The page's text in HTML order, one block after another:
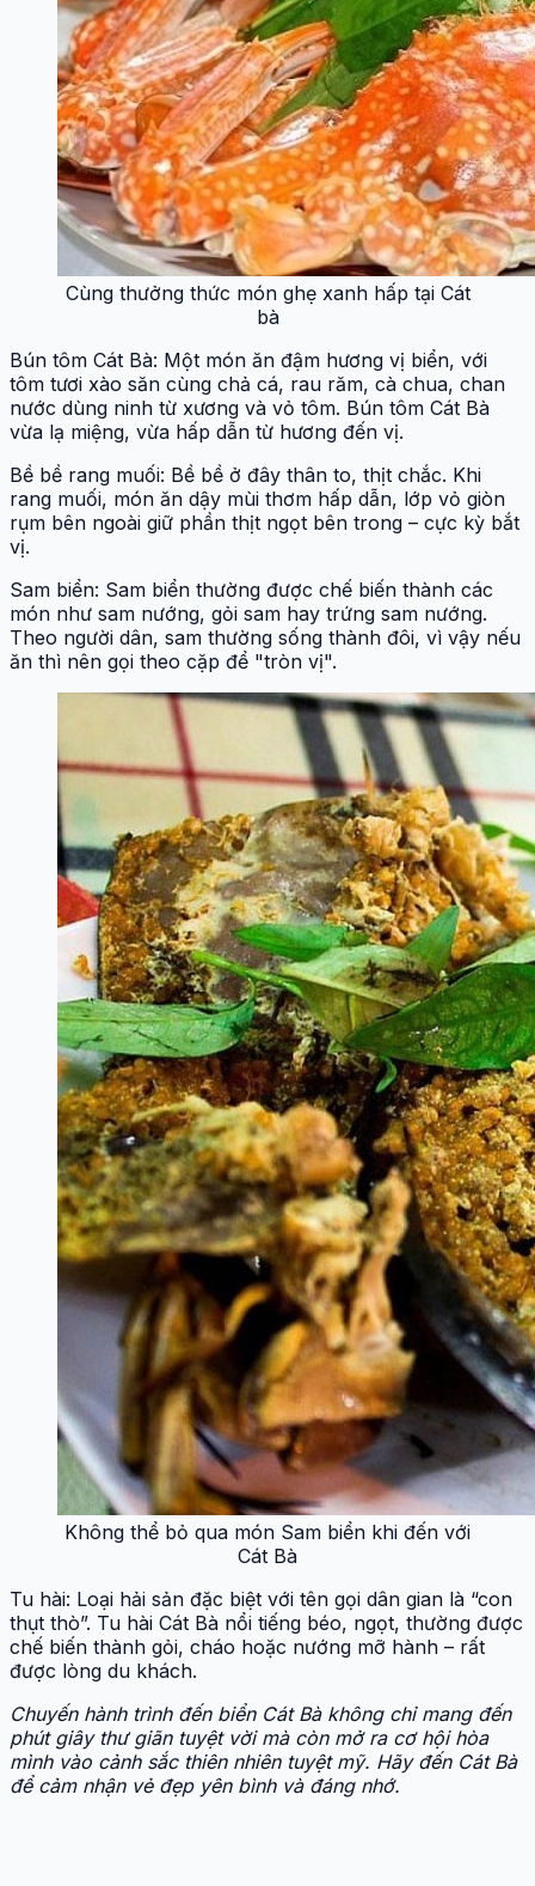
Cùng thưởng thức món ghẹ xanh hấp tại Cát
bà
Bún tôm Cát Bà: Một món ăn đậm hương vị biển, với
tôm tươi xào săn cùng chả cá, rau răm, cà chua, chan
nước dùng ninh từ xương và vỏ tôm. Bún tôm Cát Bà
vừa lạ miệng, vừa hấp dẫn từ hương đến vị.
Bề bề rang muối: Bề bề ở đây thân to, thịt chắc. Khi
rang muối, món ăn dậy mùi thơm hấp dẫn, lớp vỏ giòn
rụm bên ngoài giữ phần thịt ngọt bên trong – cực kỳ bắt
vị.
Sam biển: Sam biển thường được chế biến thành các
món như sam nướng, gỏi sam hay trứng sam nướng.
Theo người dân, sam thường sống thành đôi, vì vậy nếu
ăn thì nên gọi theo cặp để "tròn vị".
Không thể bỏ qua món Sam biển khi đến với
Cát Bà
Tu hài: Loại hải sản đặc biệt với tên gọi dân gian là “con
thụt thò”. Tu hài Cát Bà nổi tiếng béo, ngọt, thường được
chế biến thành gỏi, cháo hoặc nướng mỡ hành – rất
được lòng du khách.
Chuyến hành trình đến biển Cát Bà không chỉ mang đến
phút giây thư giãn tuyệt vời mà còn mở ra cơ hội hòa
mình vào cảnh sắc thiên nhiên tuyệt mỹ. Hãy đến Cát Bà
để cảm nhận vẻ đẹp yên bình và đáng nhớ.